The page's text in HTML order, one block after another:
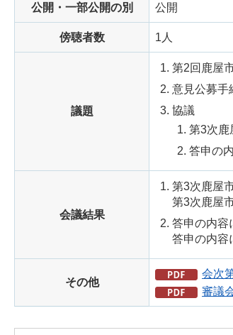
公開・一部公開の別 公開
傍聴者数 1人
議題
第2回鹿屋
意見公募手
協議
第3次鹿
答申の
会議結果
第3次鹿屋
第3次鹿屋
答申の内容
答申の内容
その他
会次
審議